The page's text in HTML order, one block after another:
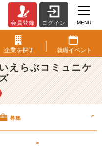
会員登録 ログイン MENU
企業を探す 就職イベント
えらぶコミュニケ
募集 >
>